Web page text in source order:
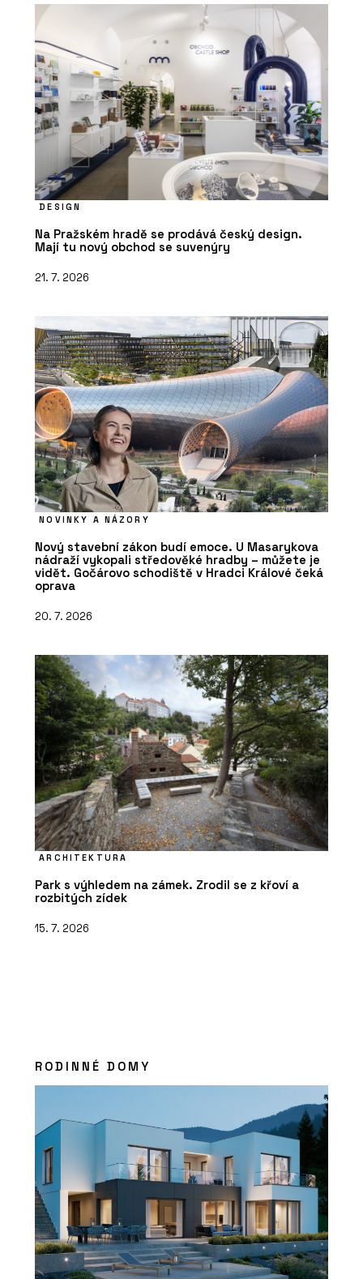
DESIGN
Na Pražském hradě se prodává český design.
Mají tu nový obchod se suvenýry
21. 7. 2026
NOVINKY A NÁZORY
Nový stavební zákon budí emoce. U Masarykova
nádraží vykopali středověké hradby – můžete je
vidět. Gočárovo schodiště v Hradci Králové čeká
oprava
20. 7. 2026
ARCHITEKTURA
Park s výhledem na zámek. Zrodil se z křoví a
rozbitých zídek
15. 7. 2026
RODINNÉ DOMY